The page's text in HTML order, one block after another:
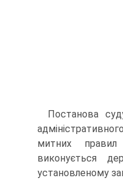
Постанова
митних правил
виконується
установленому